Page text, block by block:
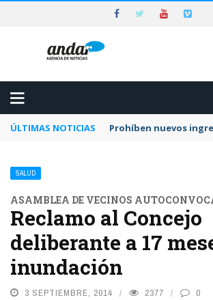
ÚLTIMAS NOTICIAS Prohíben nuevos
SALUD
ASAMBLEA DE VECINOS
Reclamo al Concejo
deliberante a 17
inundación
3 SEPTIEMBRE, 2014 2377 0